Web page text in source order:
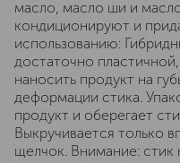
масло, масло ши и
кондиционируют и
использованию:
достаточно
наносить продукт на
деформации стика.
продукт и оберегает
Выкручивается только
щелчок. Внимание: стик